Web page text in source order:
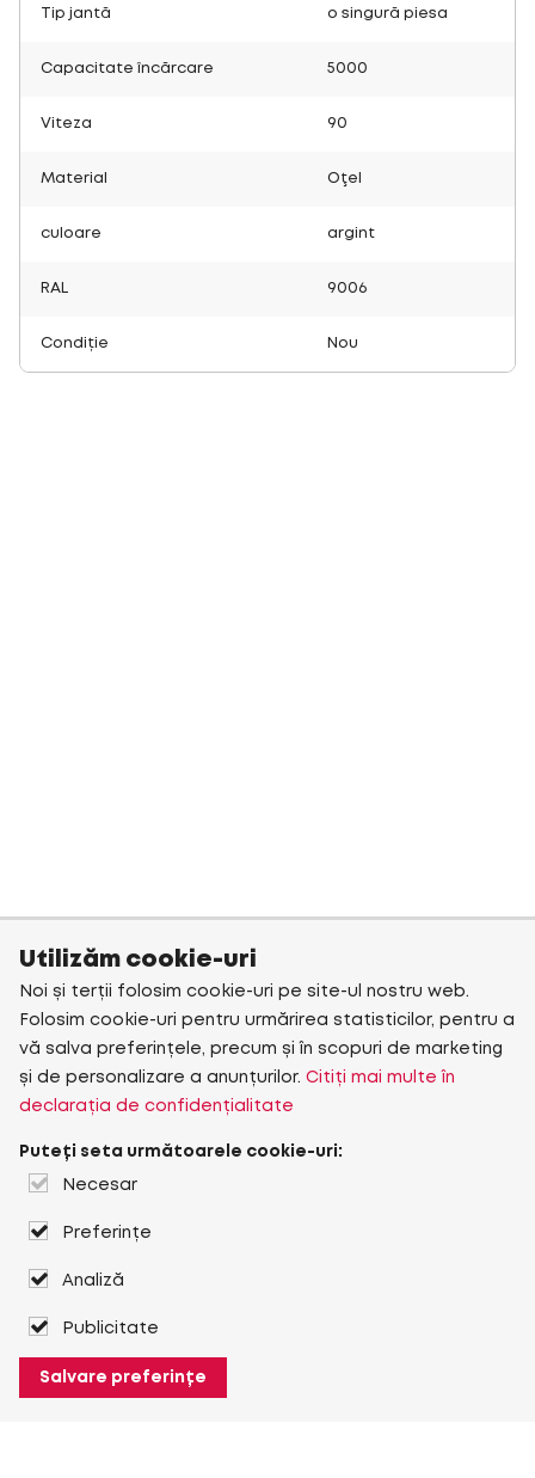
Tip jantă o singură piesa
Capacitate încărcare 5000
Viteza 90
Material Oţel
culoare argint
RAL 9006
Condiție Nou
Utilizăm cookie-uri
Noi și terții folosim cookie-uri pe site-ul nostru web.
Folosim cookie-uri pentru urmărirea statisticilor, pentru a
vă salva preferințele, precum și în scopuri de marketing
și de personalizare a anunțurilor. Citiți mai multe în
declarația de confidențialitate
Puteți seta următoarele cookie-uri:
Necesar
Preferințe
Analiză
Publicitate
Salvare preferințe